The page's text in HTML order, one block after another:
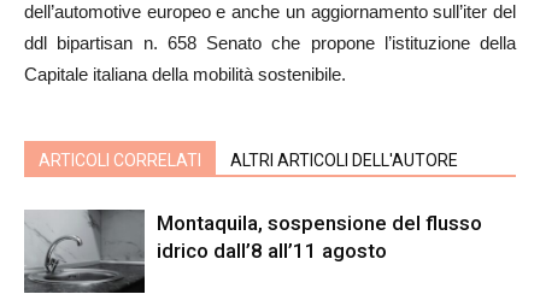
dell’automotive europeo e anche un aggiornamento sull’iter del
ddl bipartisan n. 658 Senato che propone l’istituzione della
Capitale italiana della mobilità sostenibile.
ARTICOLI CORRELATI ALTRI ARTICOLI DELL'AUTORE
Montaquila, sospensione del flusso
idrico dall’8 all’11 agosto